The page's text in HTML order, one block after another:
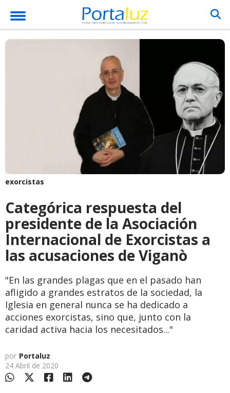
exorcistas
Categórica respuesta del
presidente de la Asociación
Internacional de Exorcistas a
las acusaciones de Viganò
"En las grandes plagas que en el pasado han
afligido a grandes estratos de la sociedad, la
Iglesia en general nunca se ha dedicado a
acciones exorcistas, sino que, junto con la
caridad activa hacia los necesitados..."
por Portaluz
24 Abril de 2020